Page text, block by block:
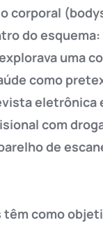
corporal
do esquema:
uma
como
eletrônica
com
de
têm como